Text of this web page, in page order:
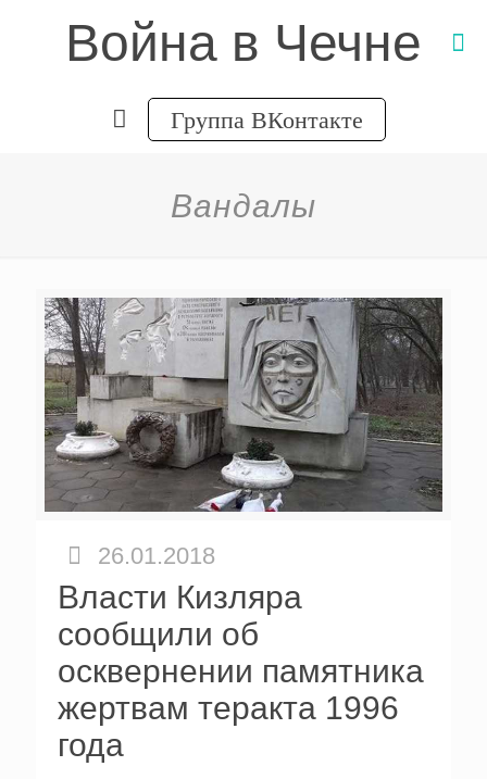
Война в Чечне
Группа ВКонтакте
Вандалы
26.01.2018
Власти Кизляра
сообщили об
осквернении памятника
жертвам теракта 1996
года